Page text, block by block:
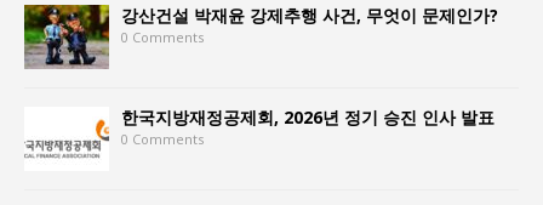
강산건설 박재윤 강제추행 사건, 무엇이 문제인가?
0 Comments
한국지방재정공제회, 2026년 정기 승진 인사 발표
0 Comments